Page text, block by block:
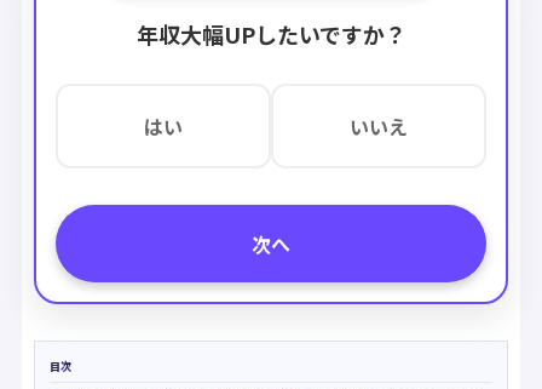
年収大幅UPしたいですか？
はい いいえ
次へ
目次